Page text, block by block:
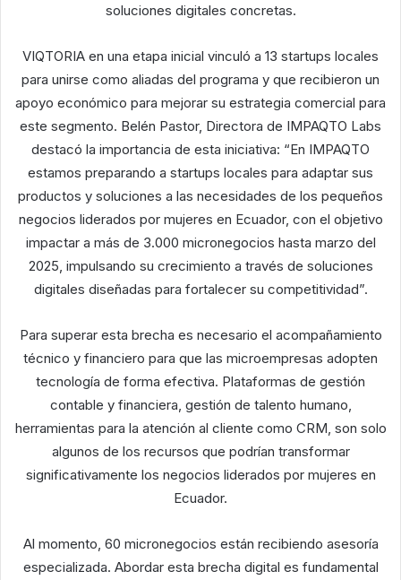
soluciones digitales concretas.
VIQTORIA en una etapa inicial vinculó a 13 startups locales
para unirse como aliadas del programa y que recibieron un
apoyo económico para mejorar su estrategia comercial para
este segmento. Belén Pastor, Directora de IMPAQTO Labs
destacó la importancia de esta iniciativa: “En IMPAQTO
estamos preparando a startups locales para adaptar sus
productos y soluciones a las necesidades de los pequeños
negocios liderados por mujeres en Ecuador, con el objetivo
impactar a más de 3.000 micronegocios hasta marzo del
2025, impulsando su crecimiento a través de soluciones
digitales diseñadas para fortalecer su competitividad”.
Para superar esta brecha es necesario el acompañamiento
técnico y financiero para que las microempresas adopten
tecnología de forma efectiva. Plataformas de gestión
contable y financiera, gestión de talento humano,
herramientas para la atención al cliente como CRM, son solo
algunos de los recursos que podrían transformar
significativamente los negocios liderados por mujeres en
Ecuador.
Al momento, 60 micronegocios están recibiendo asesoría
especializada. Abordar esta brecha digital es fundamental